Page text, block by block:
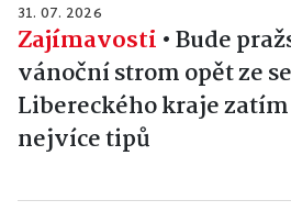
31. 07. 2026
Zajímavosti •Bude
vánoční strom opět ze
Libereckého kraje
nejvíce tipů